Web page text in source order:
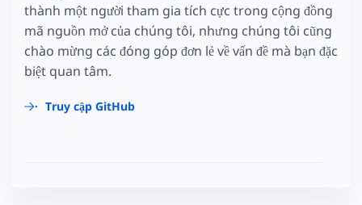
thành một người tham gia tích cực trong cộng đồng
mã nguồn mở của chúng tôi, nhưng chúng tôi cũng
chào mừng các đóng góp đơn lẻ về vấn đề mà bạn đặc
biệt quan tâm.
Truy cập GitHub